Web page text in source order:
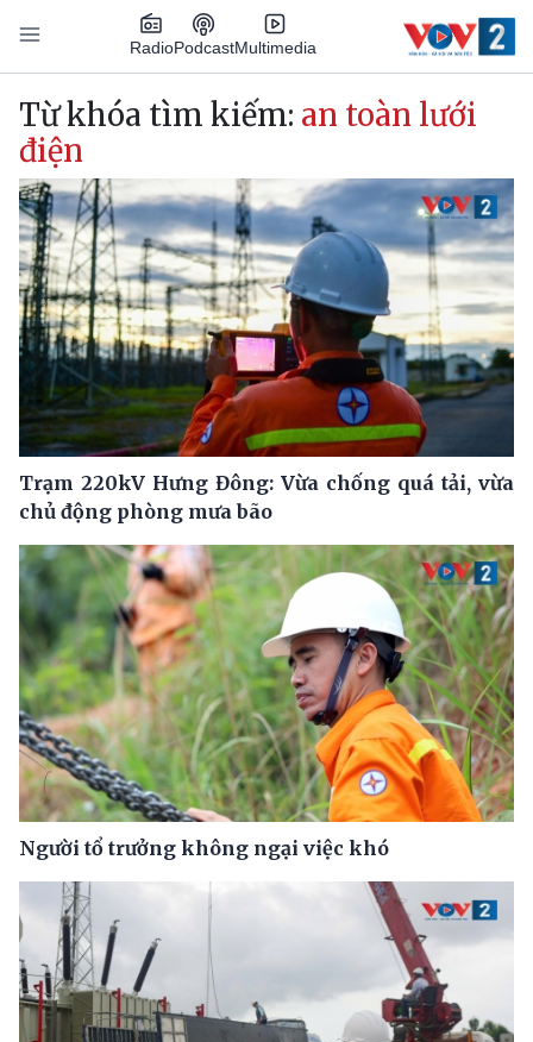
Nhảy đến nội dung
RadioPodcastMultimedia
Main navigation
Từ khóa tìm kiếm: an toàn lưới
điện
Trạm 220kV Hưng Đông: Vừa chống quá tải, vừa
chủ động phòng mưa bão
Người tổ trưởng không ngại việc khó